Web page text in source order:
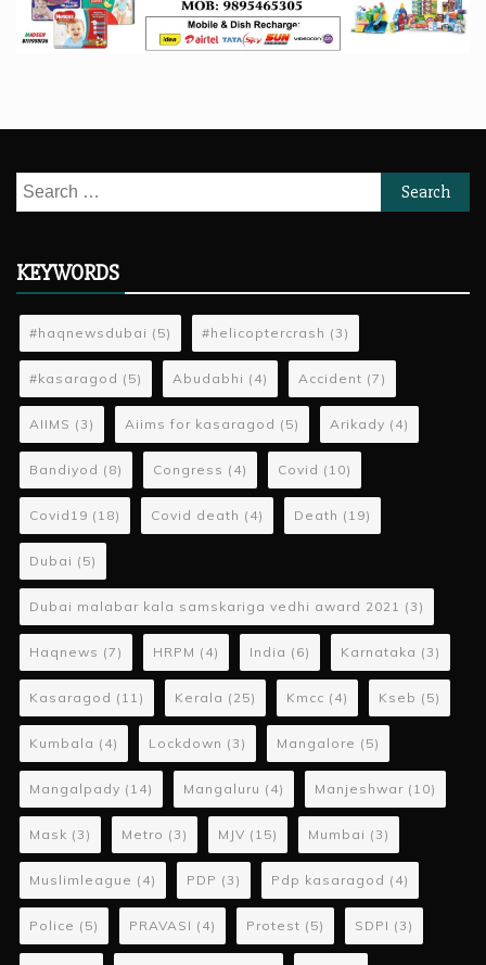
Search
for:
KEYWORDS
#haqnewsdubai (5) #helicoptercrash (3)
#kasaragod (5) Abudabhi (4) Accident (7)
AIIMS (3) Aiims for kasaragod (5) Arikady (4)
Bandiyod (8) Congress (4) Covid (10)
Covid19 (18) Covid death (4) Death (19)
Dubai (5)
Dubai malabar kala samskariga vedhi award 2021 (3)
Haqnews (7) HRPM (4) India (6) Karnataka (3)
Kasaragod (11) Kerala (25) Kmcc (4) Kseb (5)
Kumbala (4) Lockdown (3) Mangalore (5)
Mangalpady (14) Mangaluru (4) Manjeshwar (10)
Mask (3) Metro (3) MJV (15) Mumbai (3)
Muslimleague (4) PDP (3) Pdp kasaragod (4)
Police (5) PRAVASI (4) Protest (5) SDPI (3)